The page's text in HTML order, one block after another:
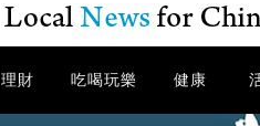
理財 吃喝玩樂 健康